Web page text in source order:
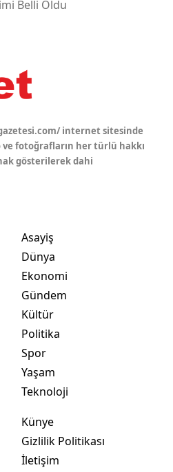
Belli Oldu
internet sitesinde
ve fotoğrafların her türlü hakkı
gösterilerek dahi
Asayiş
Dünya
Ekonomi
Gündem
Kültür
Politika
Spor
Yaşam
Teknoloji
Künye
Gizlilik Politikası
İletişim